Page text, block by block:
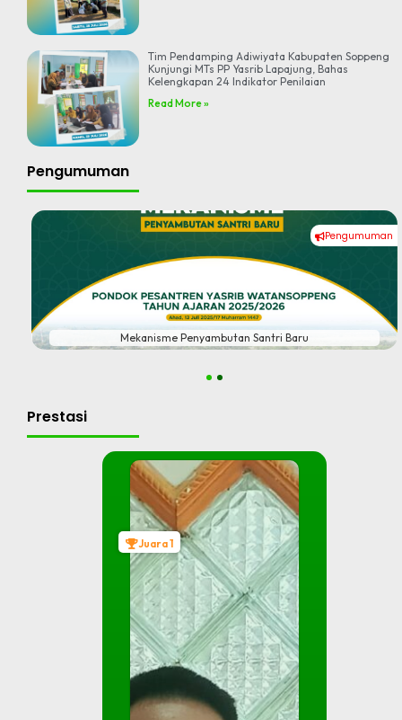
Tim Pendamping Adiwiyata Kabupaten Soppeng
Kunjungi MTs PP Yasrib Lapajung, Bahas
Kelengkapan 24 Indikator Penilaian
Read More »
Pengumuman
Pengumuman
Penyambutan Santri Baru
Prestasi
Juara 1